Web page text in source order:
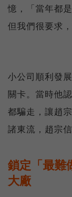
憶，「當年都
但我們很要求
小公司順利發
關卡。當時他
都騙走，讓趙
諸東流，趙宗
鎖定「最難
大廠